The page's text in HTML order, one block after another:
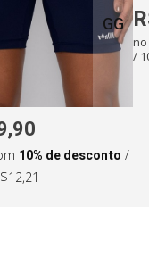
10% de desconto /
GG
no
/